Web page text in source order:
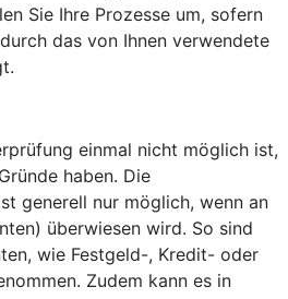
Sie Ihre Prozesse um, sofern
das von Ihnen verwendete
einmal nicht möglich ist,
haben. Die
generell nur möglich, wenn an
überwiesen wird. So sind
wie Festgeld-, Kredit- oder
Zudem kann es in